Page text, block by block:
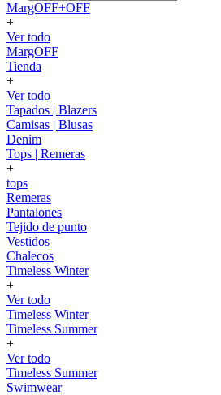
MargOFF+OFF
+
Ver todo
MargOFF
Tienda
+
Ver todo
Tapados | Blazers
Camisas | Blusas
Denim
Tops | Remeras
+
tops
Remeras
Pantalones
Tejido de punto
Vestidos
Chalecos
Timeless Winter
+
Ver todo
Timeless Winter
Timeless Summer
+
Ver todo
Timeless Summer
Swimwear